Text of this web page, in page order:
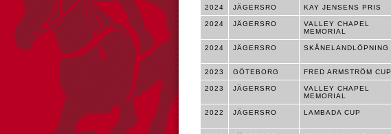
2024 JÄGERSRO KAY JENSENS PRIS
2024 JÄGERSRO
VALLEY CHAPEL
MEMORIAL
2024 JÄGERSRO SKÅNELANDLÖPNING
2023 GÖTEBORG FRED ARMSTRÖM CUP
2023 JÄGERSRO
VALLEY CHAPEL
MEMORIAL
2022 JÄGERSRO LAMBADA CUP